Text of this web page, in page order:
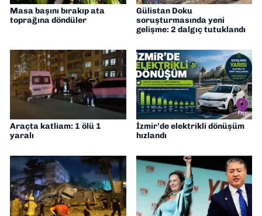
Masa başını bırakıp ata
toprağına döndüler
Gülistan Doku
soruşturmasında yeni
gelişme: 2 dalgıç tutuklandı
Araçta katliam: 1 ölü 1
yaralı
İzmir’de elektrikli dönüşüm
hızlandı